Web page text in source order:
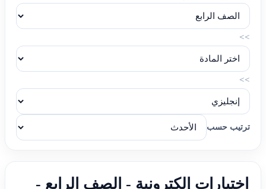
>>
>>
ترتيب حسب
اختبارات إلكترونية - الصف الرابع -